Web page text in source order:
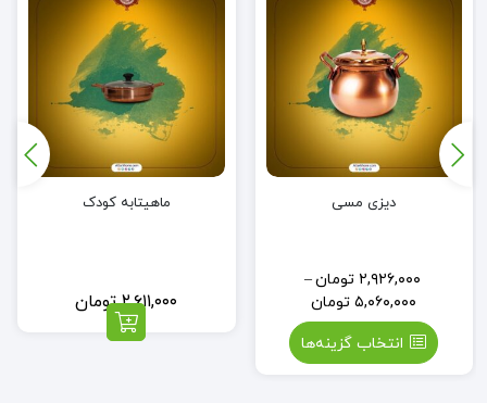
دیزی مسی
۲,۹۲۶,۰۰۰ تومان–
۵,۰۶۰,۰۰۰ تومان
انتخاب گزینه‌ها
ماهیتابه کودک
۲,۶۱۱,۰۰۰ تومان